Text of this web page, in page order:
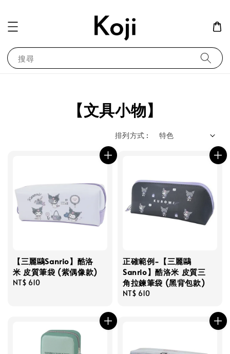
搜尋
【文具小物】
排列方式 :
【三麗鷗Sanrio】酷洛
米 皮質筆袋 (紫偶像款)
Regular
NT$ 610
正確範例-【三麗鷗
Sanrio】酷洛米 皮質三
角拉鍊筆袋 (黑背包款)
Regular
NT$ 610